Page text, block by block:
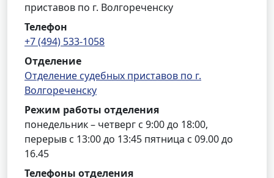
приставов по г. Волгореченску
Телефон
+7 (494) 533-1058
Отделение
Отделение судебных приставов по г.
Волгореченску
Режим работы отделения
понедельник – четверг с 9:00 до 18:00,
перерыв с 13:00 до 13:45 пятница с 09.00 до
16.45
Телефоны отделения